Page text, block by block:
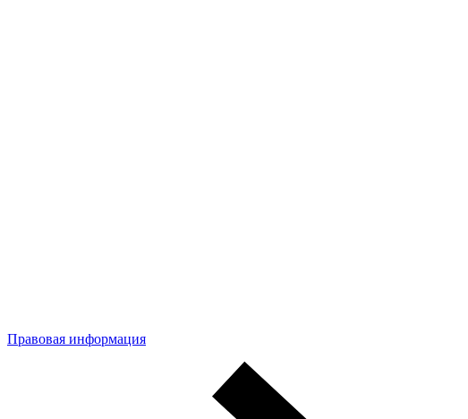
Правовая информация